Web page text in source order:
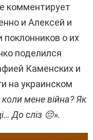
комментирует
и Алексей и
поклонников о их
поделился
Каменских и
на украинском
мене війна? Як
До сліз 😔».